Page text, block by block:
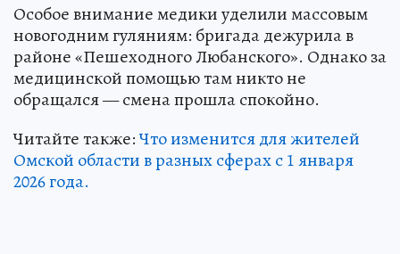
Особое внимание медики уделили массовым
новогодним гуляниям: бригада дежурила в
районе «Пешеходного Любанского». Однако за
медицинской помощью там никто не
обращался — смена прошла спокойно.
Читайте также:Что изменится для жителей
Омской области в разных сферах с 1 января
2026 года.